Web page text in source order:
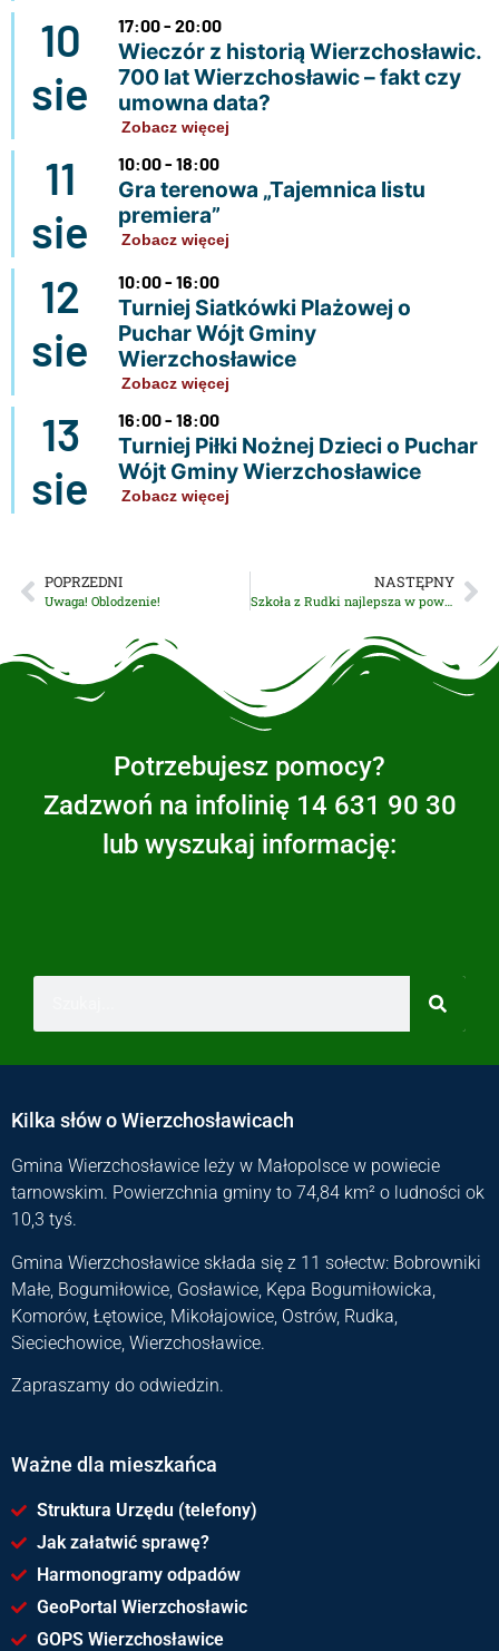
10
sie
17:00 - 20:00
Wieczór z historią Wierzchosławic.
700 lat Wierzchosławic – fakt czy
umowna data?
Zobacz więcej
11
sie
10:00 - 18:00
Gra terenowa „Tajemnica listu
premiera”
Zobacz więcej
12
sie
10:00 - 16:00
Turniej Siatkówki Plażowej o
Puchar Wójt Gminy
Wierzchosławice
Zobacz więcej
13
sie
16:00 - 18:00
Turniej Piłki Nożnej Dzieci o Puchar
Wójt Gminy Wierzchosławice
Zobacz więcej
POPRZEDNI
Uwaga! Oblodzenie!
NASTĘPNY
Szkoła z Rudki najlepsza w powiecie tarnowskim!
Potrzebujesz pomocy?
Zadzwoń na infolinię 14 631 90 30
lub wyszukaj informację:
Kilka słów o Wierzchosławicach
Gmina Wierzchosławice leży w Małopolsce w powiecie
tarnowskim. Powierzchnia gminy to 74,84 km² o ludności ok
10,3 tyś.
Gmina Wierzchosławice składa się z 11 sołectw: Bobrowniki
Małe, Bogumiłowice, Gosławice, Kępa Bogumiłowicka,
Komorów, Łętowice, Mikołajowice, Ostrów, Rudka,
Sieciechowice, Wierzchosławice.
Zapraszamy do odwiedzin.
Ważne dla mieszkańca
Struktura Urzędu (telefony)
Jak załatwić sprawę?
Harmonogramy odpadów
GeoPortal Wierzchosławic
GOPS Wierzchosławice